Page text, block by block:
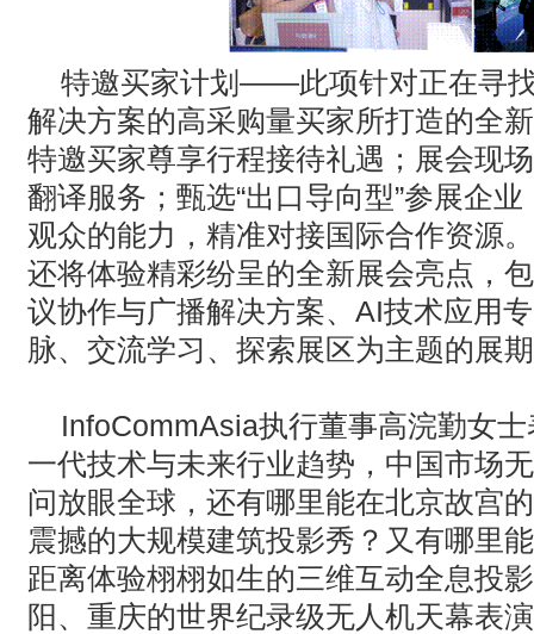
特邀买家计划 ——此项针对正在寻
解决方案的高采购量买家所打造的全
特邀买家尊享行程接待礼遇；展会现
翻译服务；甄选“出口导向型”参展企
观众的能力，精准对接国际合作资源
还将体验精彩纷呈的全新展会亮点，
议协作与广播解决方案、AI技术应用
脉、交流学习、探索展区为主题的展
InfoCommAsia执行董事高浣勤女
一代技术与未来行业趋势，中国市场
问放眼全球，还有哪里能在北京故宫
震撼的大规模建筑投影秀？又有哪里
距离体验栩栩如生的三维互动全息投
阳、重庆的世界纪录级无人机天幕表